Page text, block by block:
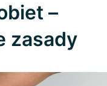
–
zasady